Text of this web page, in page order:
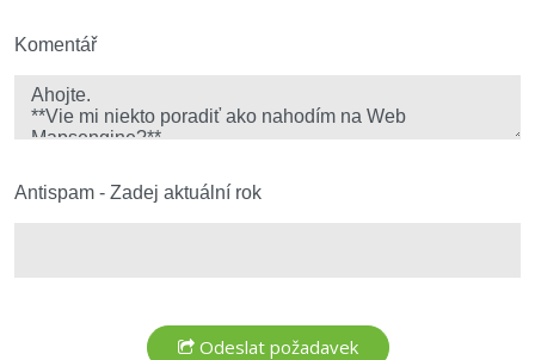
Kybernetická bezpečnost
Komentář
Antispam - Zadej aktuální rok